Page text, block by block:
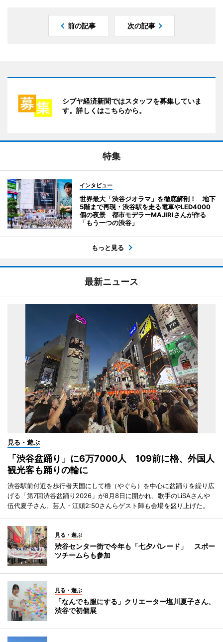
前の記事 次の記事
シブヤ経済新聞ではスタッフを募集していま
す。詳しくはこちらから。
特集
インタビュー
世界最大「渋谷ジオラマ」を徹底解剖！ 地下
5階まで再現・渋谷駅を走る電車やLED4000
個の夜景 都市モデラーMAJIRIさんが作る
「もう一つの渋谷」
もっと見る
最新ニュース
見る・遊ぶ
「渋谷盆踊り」に6万7000人 109前に櫓、外国人
観光客も踊りの輪に
渋谷駅前付近を歩行者天国にして櫓（やぐら）を中心に盆踊りを繰り広
げる「第7回渋谷盆踊り2026」が8月8日に開かれ、歌手のLiSAさんや
伍代夏子さん、芸人・江頭2:50さんらゲスト陣も会場を盛り上げた。
見る・遊ぶ
渋谷センター街で今年も「七夕パレード」 スポー
ツチームらも参加
見る・遊ぶ
「なんでも服にする」クリエーター塩川夏子さん、
渋谷で初個展